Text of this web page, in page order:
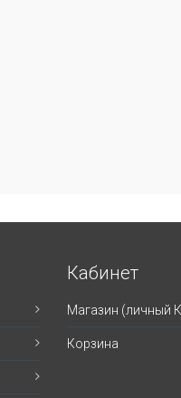
Кабинет
Магазин (личный
Корзина